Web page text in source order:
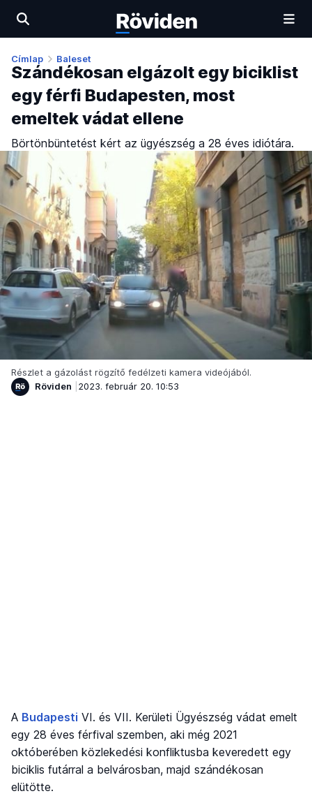
Címlap Baleset
Szándékosan elgázolt egy biciklist
egy férfi Budapesten, most
emeltek vádat ellene
Börtönbüntetést kért az ügyészség a 28 éves idiótára.
Részlet a gázolást rögzítő fedélzeti kamera videójából.
Röviden
2023. február 20. 10:53
A Budapesti VI. és VII. Kerületi Ügyészség vádat emelt
egy 28 éves férfival szemben, aki még 2021
októberében közlekedési konfliktusba keveredett egy
biciklis futárral a belvárosban, majd szándékosan
elütötte.